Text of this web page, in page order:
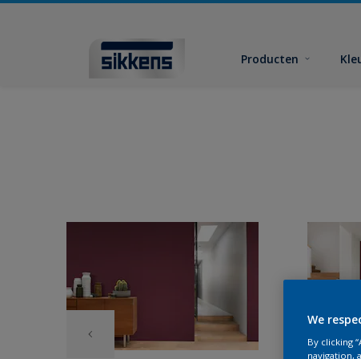
Producten
We
By clicking
navigation,